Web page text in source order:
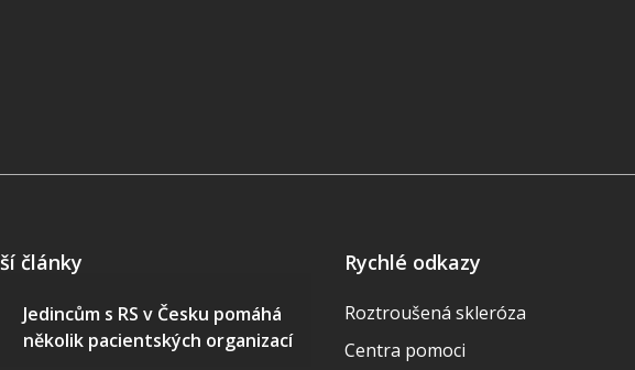
články
Jedincům s RS v Česku pomáhá
několik pacientských organizací
Rychlé odkazy
Roztroušená skleróza
Centra pomoci